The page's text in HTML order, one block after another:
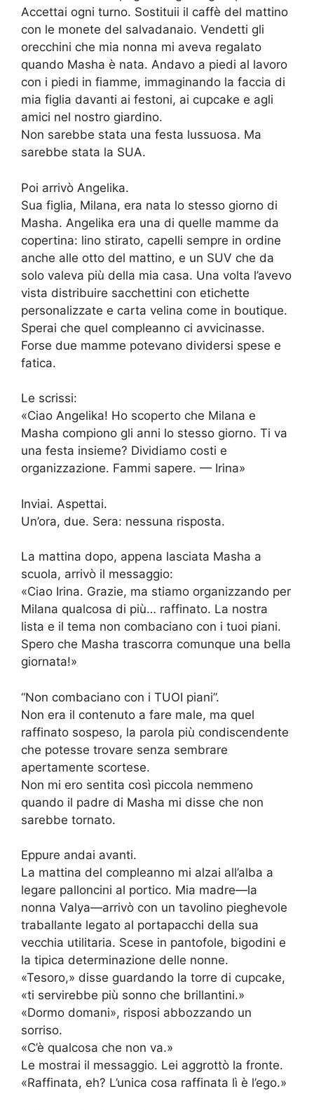
Accettai ogni turno. Sostituii il caffè del mattino
con le monete del salvadanaio. Vendetti gli
orecchini che mia nonna mi aveva regalato
quando Masha è nata. Andavo a piedi al lavoro
con i piedi in fiamme, immaginando la faccia di
mia figlia davanti ai festoni, ai cupcake e agli
amici nel nostro giardino.
Non sarebbe stata una festa lussuosa. Ma
sarebbe stata la SUA.
Poi arrivò Angelika.
Sua figlia, Milana, era nata lo stesso giorno di
Masha. Angelika era una di quelle mamme da
copertina: lino stirato, capelli sempre in ordine
anche alle otto del mattino, e un SUV che da
solo valeva più della mia casa. Una volta l’avevo
vista distribuire sacchettini con etichette
personalizzate e carta velina come in boutique.
Sperai che quel compleanno ci avvicinasse.
Forse due mamme potevano dividersi spese e
fatica.
Le scrissi:
«Ciao Angelika! Ho scoperto che Milana e
Masha compiono gli anni lo stesso giorno. Ti va
una festa insieme? Dividiamo costi e
organizzazione. Fammi sapere. — Irina»
Inviai. Aspettai.
Un’ora, due. Sera: nessuna risposta.
La mattina dopo, appena lasciata Masha a
scuola, arrivò il messaggio:
«Ciao Irina. Grazie, ma stiamo organizzando per
Milana qualcosa di più… raffinato. La nostra
lista e il tema non combaciano con i tuoi piani.
Spero che Masha trascorra comunque una bella
giornata!»
“Non combaciano con i TUOI piani”.
Non era il contenuto a fare male, ma quel
raffinato sospeso, la parola più condiscendente
che potesse trovare senza sembrare
apertamente scortese.
Non mi ero sentita così piccola nemmeno
quando il padre di Masha mi disse che non
sarebbe tornato.
Eppure andai avanti.
La mattina del compleanno mi alzai all’alba a
legare palloncini al portico. Mia madre—la
nonna Valya—arrivò con un tavolino pieghevole
traballante legato al portapacchi della sua
vecchia utilitaria. Scese in pantofole, bigodini e
la tipica determinazione delle nonne.
«Tesoro,» disse guardando la torre di cupcake,
«ti servirebbe più sonno che brillantini.»
«Dormo domani», risposi abbozzando un
sorriso.
«C’è qualcosa che non va.»
Le mostrai il messaggio. Lei aggrottò la fronte.
«Raffinata, eh? L’unica cosa raffinata lì è l’ego.»